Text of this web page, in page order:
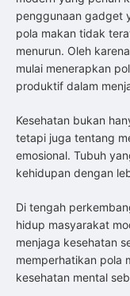
penggunaan gadget
pola makan tidak
menurun. Oleh
mulai menerapkan
produktif dalam
Kesehatan bukan
tetapi juga tentang
emosional. Tubuh
kehidupan dengan
Di tengah
hidup masyarakat
menjaga kesehatan
memperhatikan pola
kesehatan mental